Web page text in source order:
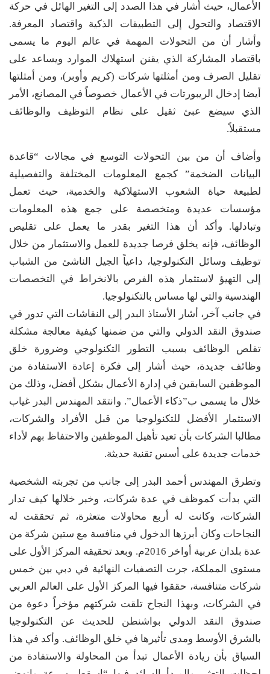
الأعمال، حيث أشار في هذا الصدد إلى التغير الهائل في حركة
الاقتصاد والتحول إلى التطبيقات الذكية واقتصاد المعرفة.
وأشار أن من التحولات المهمة في عالم اليوم ما يسمى
باقتصاد المشاركة الذي يقنن استهلاك الموارد ويساعد على
تقليل الصرف ومن أمثلتها شركات (كريم وأوبر)، ومن أمثلتها
أيضا إدخال الريبورتات في الأعمال خصوصاً في المصانع، الأمر
الذي سيضع عبئ ثقيل على نظام التوظيف والوظائف
مستقبلاً.
وأضاف أن من بين التحولات التوسع في مجالات “قاعدة
البيانات الضخمة” كجمع المعلومات المختلفة والتفصيلية
لطبيعة حياة الشعوب الاستهلاكية والخدمية، حيث تعمل
مؤسسات عديدة ومتخصصة على جمع هذه المعلومات
وتبادلها. وأكد أن هذا التغير بقدر ما يعمل على تقليص
الوظائف، فإنه يخلق فرصا جديدة للعمل والاستثمار من خلال
توظيف وسائل التكنولوجيا، داعياً الجيل الناشئ من الشباب
إلى التهيؤ لاستثمار هذه الفرص بالانخراط في التخصصات
الهندسية والتي لها مساس بالتكنولوجيا.
في جانب آخر، أشار الأستاذ البدر إلى النقاشات التي تدور في
صندوق النقد الدولي والتي من ضمنها كيفية معالجة مشكلة
تقلص الوظائف بسبب التطور التكنولوجي وضرورة خلق
وظائف جديدة، حيث أشار إلى فكرة إعادة الاستفادة من
الموظفين السابقين في إدارة الأعمال بشكل أفضل، وذلك من
خلال ما يسمى ب”ذكاء الأعمال”. وانتقد المهندس البدر غياب
الاستثمار الأفضل للتكنولوجيا من قبل الأفراد والشركات،
مطالبا الشركات بأن تعيد تأهيل الموظفين والاحتفاظ بهم لأداء
خدمات جديدة على أسس تقنية حديثة.
وتطرق المهندس أحمد البدر إلى جانب من تجربته الشخصية
التي بدأت كموظف في عدة شركات، وخبر خلالها كيف تدار
الشركات، وكانت له أربع محاولات متعثرة، ثم تحققت له
النجاحات وكان أبرزها الدخول في منافسة مع ستين شركة من
عدة بلدان عربية أواخر 2016م. وبعد تحقيقه المركز الأول على
مستوى المملكة، جرت التصفيات النهائية في دبي بين خمس
شركات متنافسة، حققوا فيها المركز الأول على العالم العربي
في الشركات، وبهذا النجاح تلقت شركتهم مؤخراً دعوة من
صندوق النقد الدولي بواشنطن للحديث عن التكنولوجيا
بالشرق الأوسط ومدى تأثيرها في خلق الوظائف. وأكد في هذا
السياق بأن ريادة الأعمال تبدأ من المحاولة والاستفادة من